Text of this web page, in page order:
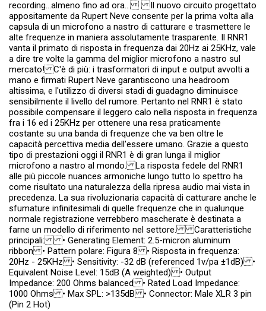
recording...almeno fino ad ora... Il nuovo circuito progettato
appositamente da Rupert Neve consente per la prima volta alla
capsula di un microfono a nastro di catturare e trasmettere le
alte frequenze in maniera assolutamente trasparente. Il RNR1
vanta il primato di risposta in frequenza dai 20Hz ai 25KHz, vale
a dire tre volte la gamma del miglior microfono a nastro sul
mercato! C'è di più: i trasformatori di input e output avvolti a
mano e firmati Rupert Neve garantiscono una headroom
altissima, e l'utilizzo di diversi stadi di guadagno diminuisce
sensibilmente il livello del rumore. Pertanto nel RNR1 è stato
possibile compensare il leggero calo nella risposta in frequenza
fra i 16 ed i 25KHz per ottenere una resa praticamente
costante su una banda di frequenze che va ben oltre le
capacità percettiva media dell'essere umano. Grazie a questo
tipo di prestazioni oggi il RNR1 è di gran lunga il miglior
microfono a nastro al mondo. La risposta fedele del RNR1
alle più piccole nuances armoniche lungo tutto lo spettro ha
come risultato una naturalezza della ripresa audio mai vista in
precedenza. La sua rivoluzionaria capacità di catturare anche le
sfumature infinitesimali di quelle frequenze che in qualunque
normale registrazione verrebbero mascherate è destinata a
farne un modello di riferimento nel settore. Caratteristiche
principali: • Generating Element: 2.5-micron aluminum
ribbon • Pattern polare: Figura 8 • Risposta in frequenza:
20Hz - 25KHz • Sensitivity: -32 dB (referenced 1v/pa ±1dB) •
Equivalent Noise Level: 15dB (A weighted) • Output
Impedance: 200 Ohms balanced • Rated Load Impedance:
1000 Ohms • Max SPL: >135dB • Connector: Male XLR 3 pin
(Pin 2 Hot)